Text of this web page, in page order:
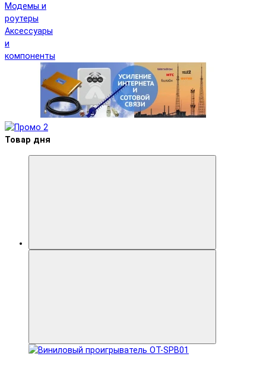
Модемы и
роутеры
Аксессуары
и
компоненты
Товар дня